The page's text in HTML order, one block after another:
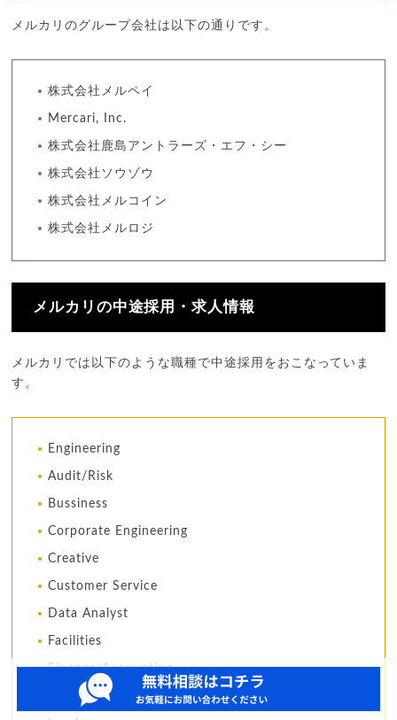
メルカリのグループ会社は以下の通りです。
株式会社メルペイ
Mercari, Inc.
株式会社鹿島アントラーズ・エフ・シー
株式会社ソウゾウ
株式会社メルコイン
株式会社メルロジ
メルカリの中途採用・求人情報
メルカリでは以下のような職種で中途採用をおこなっていま
す。
Engineering
Audit/Risk
Bussiness
Corporate Engineering
Creative
Customer Service
Data Analyst
Facilities
Finance/Accounting
General Management